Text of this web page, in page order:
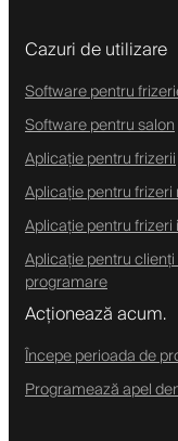
Cazuri de utilizare
Software pentru
Software pentru salon
Aplicație pentru frizerii
Aplicație pentru frizeri
Aplicație pentru frizeri
Aplicație pentru
programare
Acționează acum.
Începe perioada de
Programează apel